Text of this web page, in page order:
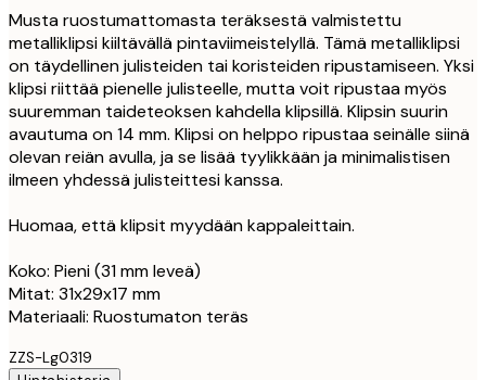
Musta ruostumattomasta teräksestä valmistettu
metalliklipsi kiiltävällä pintaviimeistelyllä. Tämä metalliklipsi
on täydellinen julisteiden tai koristeiden ripustamiseen. Yksi
klipsi riittää pienelle julisteelle, mutta voit ripustaa myös
suuremman taideteoksen kahdella klipsillä. Klipsin suurin
avautuma on 14 mm. Klipsi on helppo ripustaa seinälle siinä
olevan reiän avulla, ja se lisää tyylikkään ja minimalistisen
ilmeen yhdessä julisteittesi kanssa.
Huomaa, että klipsit myydään kappaleittain.
Koko: Pieni (31 mm leveä)
Mitat: 31x29x17 mm
Materiaali: Ruostumaton teräs
ZZS-Lg0319